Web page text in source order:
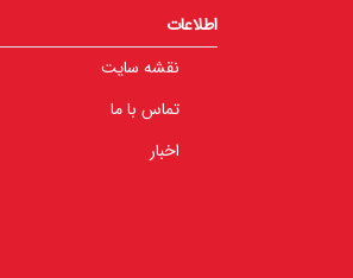
اطلاعات
نقشه سایت
تماس با ما
اخبار